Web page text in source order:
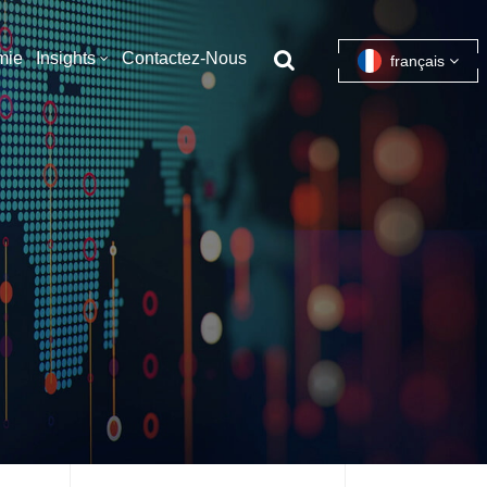
français
English
français
español
Insights Contactez-Nous